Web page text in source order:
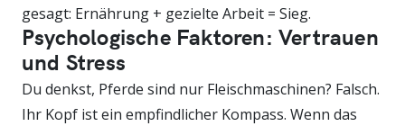
gesagt: Ernährung + gezielte Arbeit = Sieg.
Psychologische Faktoren: Vertrauen
und Stress
Du denkst, Pferde sind nur Fleischmaschinen? Falsch.
Ihr Kopf ist ein empfindlicher Kompass. Wenn das